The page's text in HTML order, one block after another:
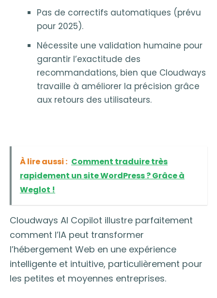
Pas de correctifs automatiques (prévu
pour 2025).
Nécessite une validation humaine pour
garantir l’exactitude des
recommandations, bien que Cloudways
travaille à améliorer la précision grâce
aux retours des utilisateurs.
À lire aussi : Comment traduire très
rapidement un site WordPress ? Grâce à
Weglot !
Cloudways AI Copilot illustre parfaitement
comment l’IA peut transformer
l’hébergement Web en une expérience
intelligente et intuitive, particulièrement pour
les petites et moyennes entreprises.